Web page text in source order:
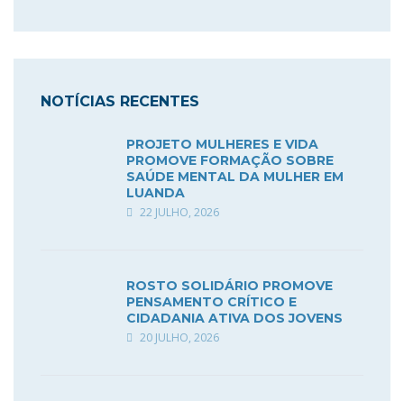
NOTÍCIAS RECENTES
PROJETO MULHERES E VIDA
PROMOVE FORMAÇÃO SOBRE
SAÚDE MENTAL DA MULHER EM
LUANDA
22 JULHO, 2026
ROSTO SOLIDÁRIO PROMOVE
PENSAMENTO CRÍTICO E
CIDADANIA ATIVA DOS JOVENS
20 JULHO, 2026